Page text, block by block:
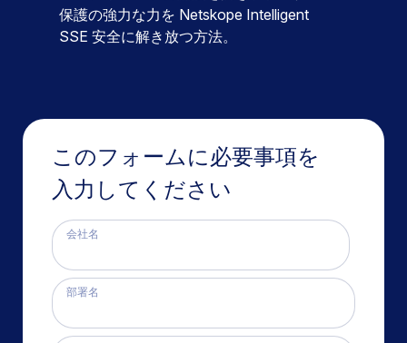
このフォームに必要事項を
入力してください
会社名
部署名
保護の強力な力を Netskope Intelligent
SSE 安全に解き放つ方法。